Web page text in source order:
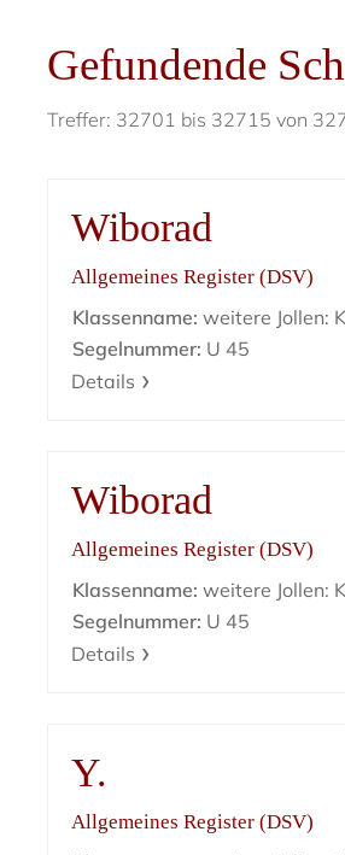
Gefundende
Treffer: 32701 bis 32715 von
Wiborad
Allgemeines Register (DSV)
Klassenname: weitere Jollen:
Segelnummer: U 45
Details
Wiborad
Allgemeines Register (DSV)
Klassenname: weitere Jollen:
Segelnummer: U 45
Details
Y.
Allgemeines Register (DSV)